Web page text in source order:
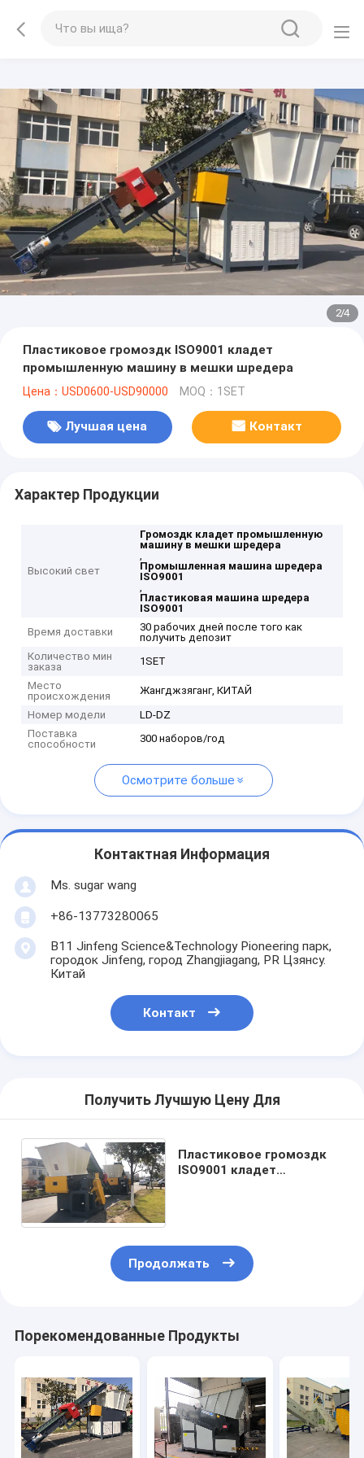
2/4
Пластиковое громоздк ISO9001 кладет
промышленную машину в мешки шредера
Цена：USD0600-USD90000 MOQ：1SET
Лучшая цена Контакт
Характер Продукции
Высокий свет
Громоздк кладет промышленную
машину в мешки шредера
,
Промышленная машина шредера
ISO9001
,
Пластиковая машина шредера
ISO9001
Время доставки
30 рабочих дней после того как
получить депозит
Количество мин
заказа
1SET
Место
происхождения
Жангджзяганг, КИТАЙ
Номер модели
LD-DZ
Поставка
способности
300 наборов/год
Осмотрите больше
Контактная Информация
Ms. sugar wang
+86-13773280065
B11 Jinfeng Science&Technology Pioneering парк,
городок Jinfeng, город Zhangjiagang, PR Цзянсу.
Китай
Контакт
Получить Лучшую Цену Для
Пластиковое громоздк
ISO9001 кладет
Продолжать
Порекомендованные Продукты